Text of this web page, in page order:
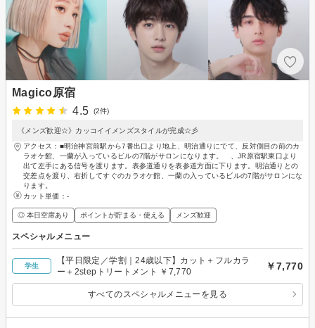
Magico原宿
4.5
(2件)
《メンズ歓迎☆》カッコイイメンズスタイルが完成☆彡
アクセス：■明治神宮前駅から7番出口より地上、明治通りにでて、反対側目の前のカ
ラオケ館、一蘭が入っているビルの7階がサロンになります。 、JR原宿駅東口より
出て左手にある信号を渡ります。表参道通りを表参道方面に下ります。明治通りとの
交差点を渡り、右折してすぐのカラオケ館、一蘭の入っているビルの7階がサロンにな
ります。
カット単価： -
◎ 本日空席あり ポイントが貯まる・使える メンズ歓迎
スペシャルメニュー
学生
【平日限定／学割｜24歳以下】カット＋フルカラ
ー＋2stepトリートメント ￥7,770
￥7,770
すべてのスペシャルメニューを見る